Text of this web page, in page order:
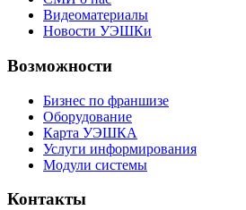
Видеоматериалы
Новости УЭШКи
Возможности
Бизнес по франшизе
Оборудование
Карта УЭШКА
Услуги информирования
Модули системы
Контакты